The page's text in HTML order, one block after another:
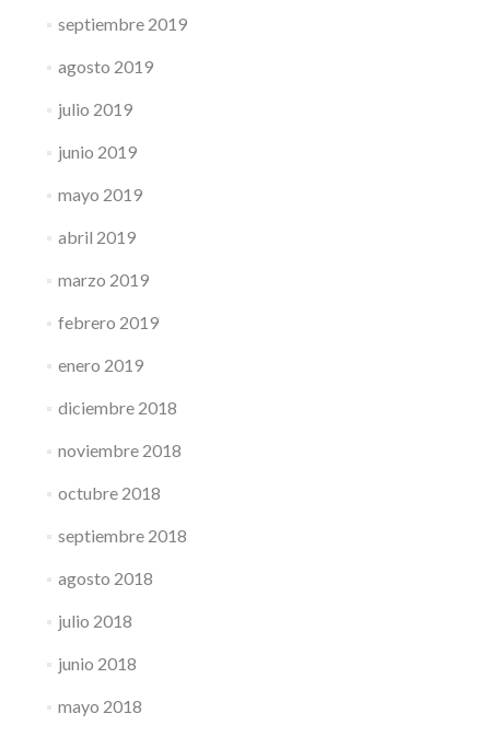
septiembre 2019
agosto 2019
julio 2019
junio 2019
mayo 2019
abril 2019
marzo 2019
febrero 2019
enero 2019
diciembre 2018
noviembre 2018
octubre 2018
septiembre 2018
agosto 2018
julio 2018
junio 2018
mayo 2018